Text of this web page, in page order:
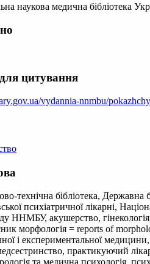
наукова медична бібліотека
цитування
vydannia-nnmbu/
технічна бібліотека, Державна
психіатричної лікарні,
ННМБУ, акушерство,
морфологія = reports of
і експериментальної
практикуючий